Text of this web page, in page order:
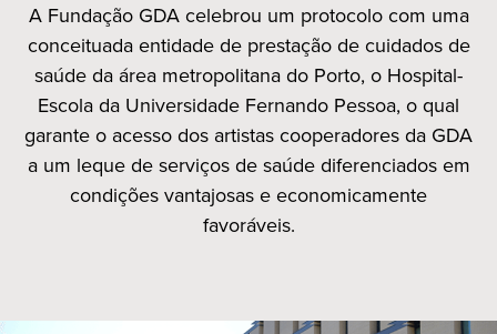
A Fundação GDA celebrou um protocolo com uma
conceituada entidade de prestação de cuidados de
saúde da área metropolitana do Porto, o Hospital-
Escola da Universidade Fernando Pessoa, o qual
garante o acesso dos artistas cooperadores da GDA
a um leque de serviços de saúde diferenciados em
condições vantajosas e economicamente
favoráveis.